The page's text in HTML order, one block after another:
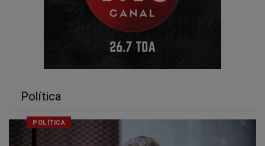
Política
POLÍTICA